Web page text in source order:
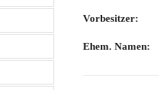
Vorbesitzer:
Ehem. Namen: